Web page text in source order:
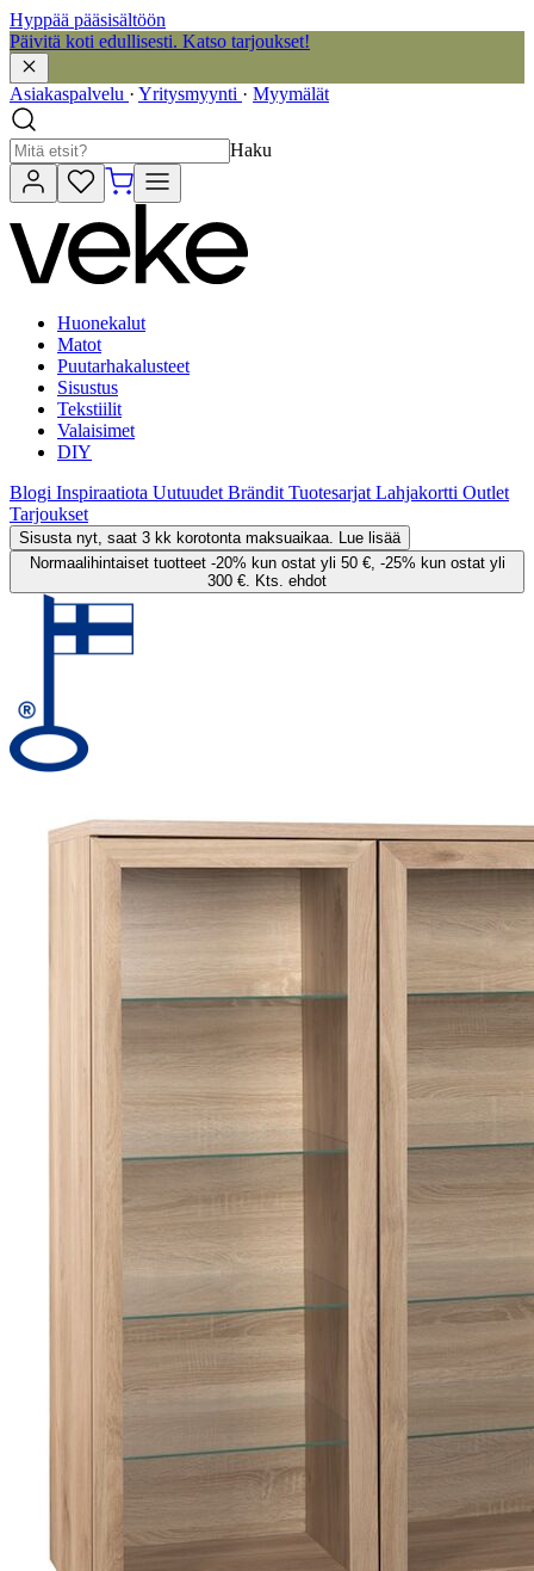
Hyppää pääsisältöön
Päivitä koti edullisesti. Katso tarjoukset!
Asiakaspalvelu · Yritysmyynti · Myymälät
Haku
Huonekalut
Matot
Puutarhakalusteet
Sisustus
Tekstiilit
Valaisimet
DIY
Blogi Inspiraatiota Uutuudet Brändit Tuotesarjat Lahjakortti Outlet
Tarjoukset
Sisusta nyt, saat 3 kk korotonta maksuaikaa. Lue lisää
Normaalihintaiset tuotteet -20% kun ostat yli 50 €, -25% kun ostat yli
300 €. Kts. ehdot